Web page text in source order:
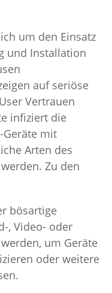
um den Einsatz
und Installation
auf seriöse
Vertrauen
infiziert die
Geräte mit
Arten des
Zu den
bösartige
, Video- oder
um Geräte
oder weitere